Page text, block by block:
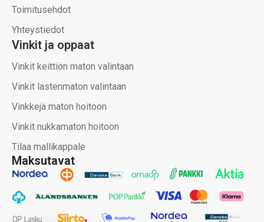
Maksutavat
Toimitusehdot
Yhteystiedot
Vinkit ja oppaat
Vinkit keittiön maton valintaan
Vinkit lastenmaton valintaan
Vinkkejä maton hoitoon
Vinkit nukkamaton hoitoon
Tilaa mallikappale